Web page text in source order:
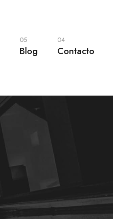
05
Blog
04
Contacto